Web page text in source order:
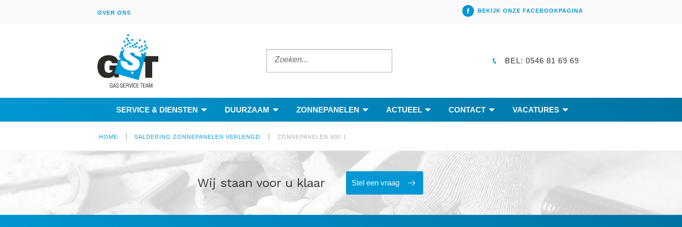
OVER ONS BEKIJK ONZE FACEBOOKPAGINA
BEL: 0546 81 69 69
SERVICE & DIENSTEN DUURZAAM ZONNEPANELEN ACTUEEL CONTACT VACATURES
HOME | SALDERING ZONNEPANELEN VERLENGD | ZONNEPANELEN 900 1
Wij staan voor u klaar Stel een vraag